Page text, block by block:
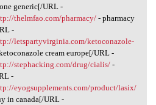
generic[/URL -
thelmfao.com/pharmacy/- pharmacy
-
letspartyvirginia.com/ketoconazole-
cream europe[/URL -
stephacking.com/drug/cialis/-
-
eyogsupplements.com/product/lasix/
in canada[/URL -